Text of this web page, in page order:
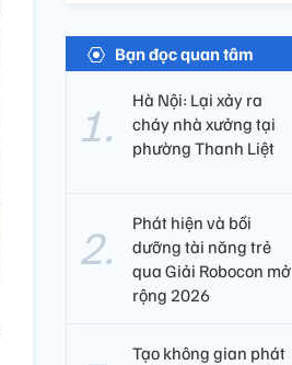
Bạn đọc quan tâm
Hà Nội: Lại xảy ra
cháy nhà xưởng tại
phường Thanh Liệt
Phát hiện và bồi
dưỡng tài năng trẻ
qua Giải Robocon mở
rộng 2026
Tạo không gian phát